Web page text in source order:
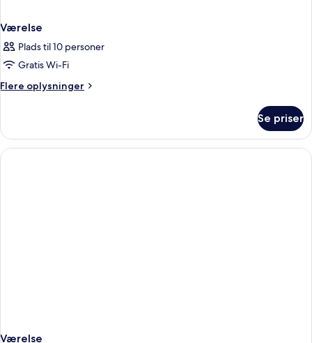
Værelse
Plads til 10 personer
Gratis Wi-Fi
Flere oplysninger
Flere
Se priser
Værelse